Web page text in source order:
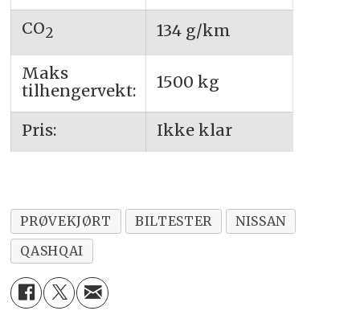
CO2 134 g/km
Maks
tilhengervekt:
1500 kg
Pris: Ikke klar
PRØVEKJØRT BILTESTER
NISSAN
QASHQAI